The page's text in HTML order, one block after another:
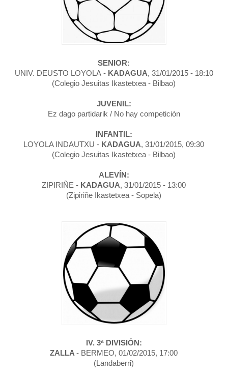
SENIOR:
UNIV. DEUSTO LOYOLA - KADAGUA, 31/01/2015 - 18:10
(Colegio Jesuitas Ikastetxea - Bilbao)
JUVENIL:
Ez dago partidarik /No hay competición
INFANTIL:
LOYOLA INDAUTXU - KADAGUA, 31/01/2015, 09:30
(Colegio Jesuitas Ikastetxea - Bilbao)
ALEVÍN:
ZIPIRIÑE - KADAGUA, 31/01/2015 - 13:00
(Zipiriñe Ikastetxea - Sopela)
IV. 3ªDIVISIÓN:
ZALLA- BERMEO, 01/02/2015, 17:00
(Landaberri)